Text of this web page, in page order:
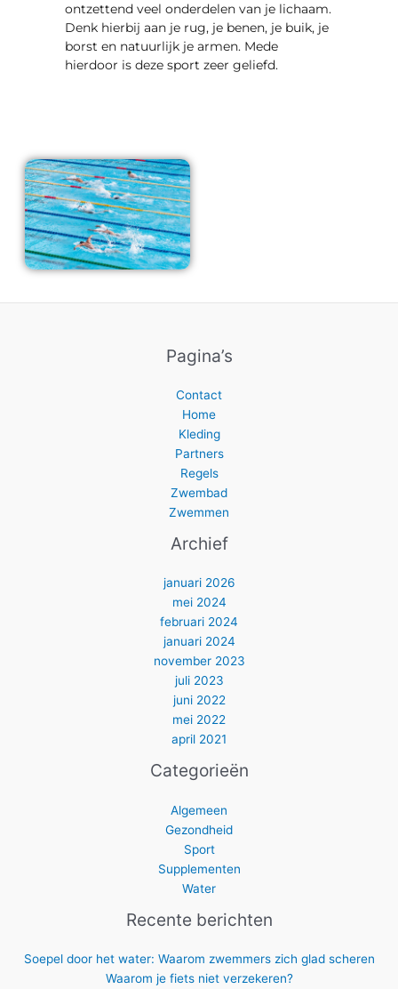
ontzettend veel onderdelen van je lichaam.
Denk hierbij aan je rug, je benen, je buik, je
borst en natuurlijk je armen. Mede
hierdoor is deze sport zeer geliefd.
Pagina’s
Contact
Home
Kleding
Partners
Regels
Zwembad
Zwemmen
Archief
januari 2026
mei 2024
februari 2024
januari 2024
november 2023
juli 2023
juni 2022
mei 2022
april 2021
Categorieën
Algemeen
Gezondheid
Sport
Supplementen
Water
Recente berichten
Soepel door het water: Waarom zwemmers zich glad scheren
Waarom je fiets niet verzekeren?